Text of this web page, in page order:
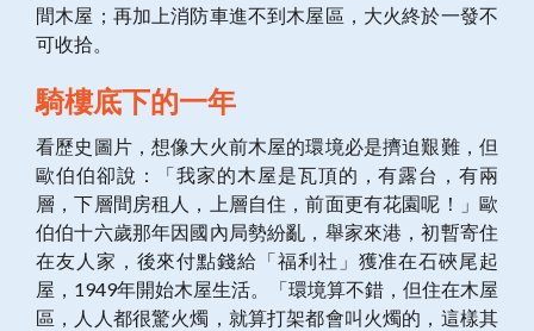
間木屋；再加上消防車進不到木屋區，大火終於一發不
可收拾。
騎樓底下的一年
看歷史圖片，想像大火前木屋的環境必是擠迫艱難，但
歐伯伯卻說：「我家的木屋是瓦頂的，有露台，有兩
層，下層間房租人，上層自住，前面更有花園呢！」歐
伯伯十六歲那年因國內局勢紛亂，舉家來港，初暫寄住
在友人家，後來付點錢給「福利社」獲准在石硤尾起
屋，1949年開始木屋生活。「環境算不錯，但住在木屋
區，人人都很驚火燭，就算打架都會叫火燭的，這樣其